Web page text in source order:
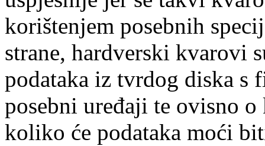
korištenjem posebnih
strane, hardverski kvarovi
podataka iz tvrdog diska s
posebni uređaji te ovisno
koliko će podataka moći